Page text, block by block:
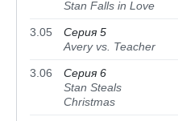
Stan Falls in Love
3.05
Серия 5
Avery vs. Teacher
3.06
Серия 6
Stan Steals
Christmas